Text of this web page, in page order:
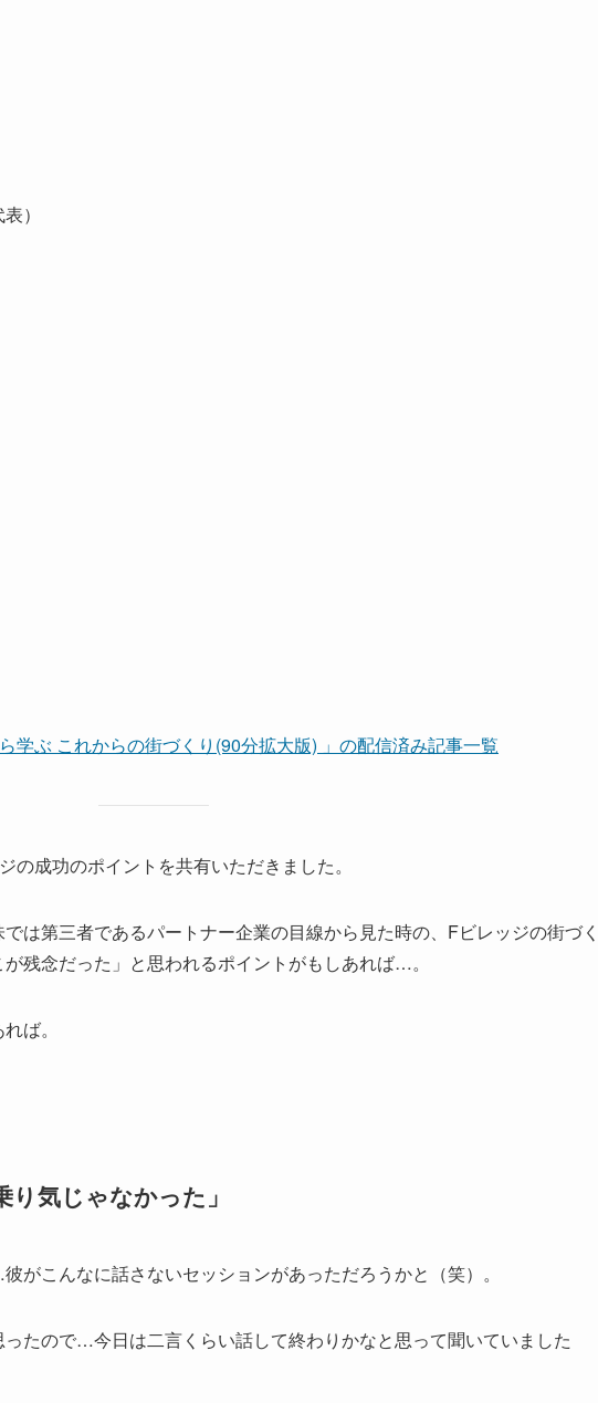
）
学ぶ これからの街づくり(90分拡大版) 」の配信済み記事一覧
成功のポイントを共有いただきました。
は第三者であるパートナー企業の目線から見た時の、Fビレッジの街づ
残念だった」と思われるポイントがもしあれば…。
ば。
気じゃなかった」
がこんなに話さないセッションがあっただろうかと（笑）。
たので…今日は二言くらい話して終わりかなと思って聞いていました